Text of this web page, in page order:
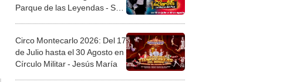
Parque de las Leyendas - San
Circo Montecarlo 2026: Del 17
de Julio hasta el 30 Agosto en
Círculo Militar - Jesús María